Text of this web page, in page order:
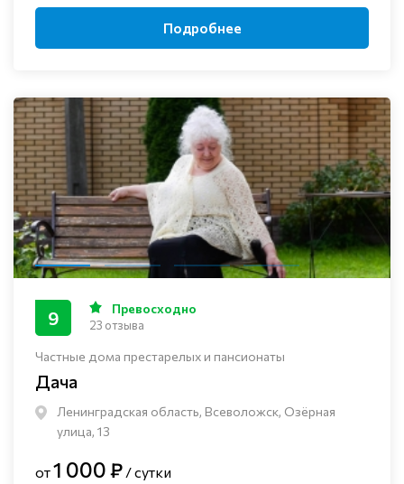
Подробнее
Частные дома престарелых и пансионаты
Дача
Ленинградская область, Всеволожск, Озёрная
улица, 13
9 Превосходно
23 отзыва
от1 000 ₽ / сутки